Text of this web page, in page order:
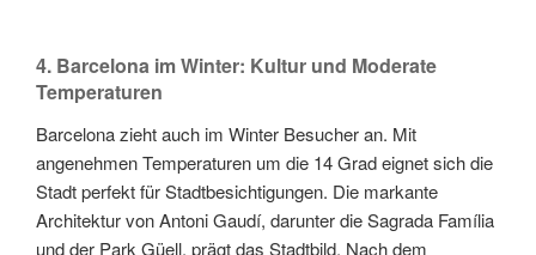
4. Barcelona im Winter: Kultur und Moderate
Temperaturen
Barcelona zieht auch im Winter Besucher an. Mit
angenehmen Temperaturen um die 14 Grad eignet sich die
Stadt perfekt für Stadtbesichtigungen. Die markante
Architektur von Antoni Gaudí, darunter die Sagrada Família
und der Park Güell, prägt das Stadtbild. Nach dem